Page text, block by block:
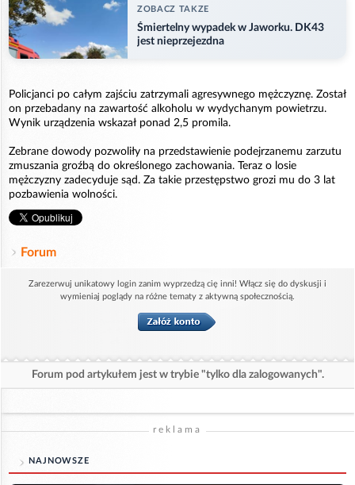
ZOBACZ TAKZE
Śmiertelny wypadek w Jaworku. DK43
jest nieprzejezdna
Policjanci po całym zajściu zatrzymali agresywnego mężczyznę. Został
on przebadany na zawartość alkoholu w wydychanym powietrzu.
Wynik urządzenia wskazał ponad 2,5 promila.
Zebrane dowody pozwoliły na przedstawienie podejrzanemu zarzutu
zmuszania groźbą do określonego zachowania. Teraz o losie
mężczyzny zadecyduje sąd. Za takie przestępstwo grozi mu do 3 lat
pozbawienia wolności.
Forum
Zarezerwuj unikatowy login zanim wyprzedzą cię inni! Włącz się do dyskusji i
wymieniaj poglądy na różne tematy z aktywną społecznością.
Forum pod artykułem jest w trybie "tylko dla zalogowanych".
reklama
NAJNOWSZE